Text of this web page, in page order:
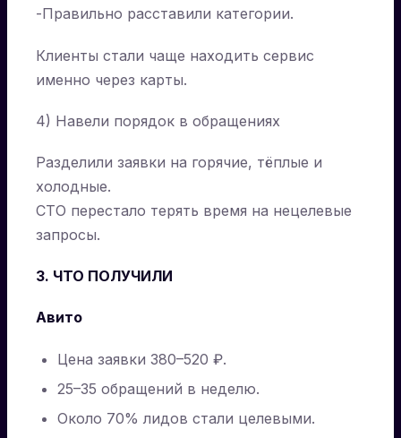
-Правильно расставили категории.
Клиенты стали чаще находить сервис
именно через карты.
4) Навели порядок в обращениях
Разделили заявки на горячие, тёплые и
холодные.
СТО перестало терять время на нецелевые
запросы.
3. ЧТО ПОЛУЧИЛИ
Авито
Цена заявки 380–520 ₽.
25–35 обращений в неделю.
Около 70% лидов стали целевыми.